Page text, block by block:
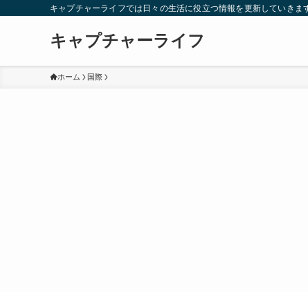
キャプチャーライフでは日々の生活に役立つ情報を更新していき
キャプチャーライフ
ホーム 国際